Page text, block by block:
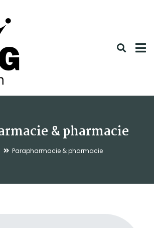
& pharmacie
Parapharmacie & pharmacie